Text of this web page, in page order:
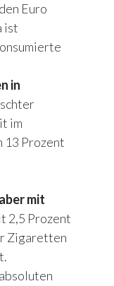
Euro
ist
in
im
13 Prozent
mit
2,5 Prozent
Zigaretten